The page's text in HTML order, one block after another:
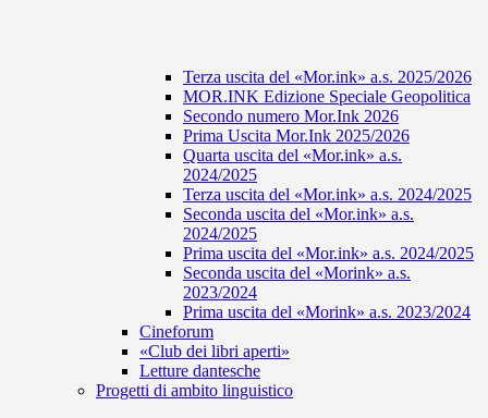
Terza uscita del «Mor.ink» a.s. 2025/2026
MOR.INK Edizione Speciale Geopolitica
Secondo numero Mor.Ink 2026
Prima Uscita Mor.Ink 2025/2026
Quarta uscita del «Mor.ink» a.s.
2024/2025
Terza uscita del «Mor.ink» a.s. 2024/2025
Seconda uscita del «Mor.ink» a.s.
2024/2025
Prima uscita del «Mor.ink» a.s. 2024/2025
Seconda uscita del «Morink» a.s.
2023/2024
Prima uscita del «Morink» a.s. 2023/2024
Cineforum
«Club dei libri aperti»
Letture dantesche
Progetti di ambito linguistico